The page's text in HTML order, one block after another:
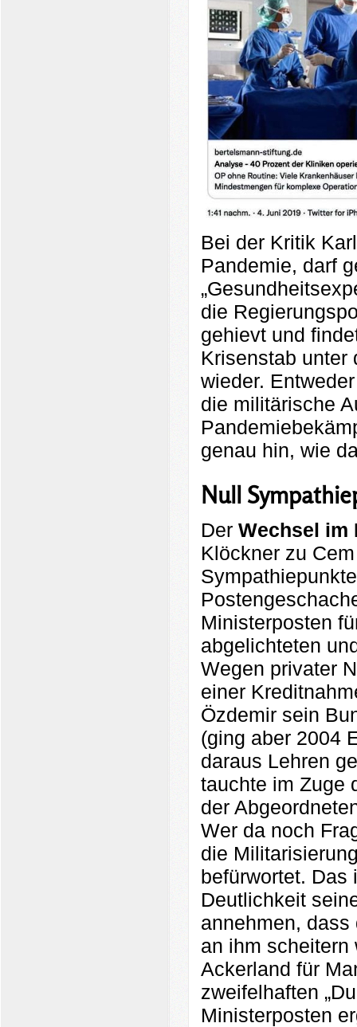
Bei der Kritik
Pandemie, darf
die
gehievt und
Krisenstab unter
wieder.
die militärische
genau hin, wie
Null
Der Wechsel im
Klöckner zu
Ministerposten
abgelichteten
Wegen privater
einer
Özdemir sein
(ging aber 2004
daraus Lehren
tauchte im Zuge
der
Wer da noch
die
befürwortet. Das
Deutlichkeit
annehmen,
an ihm scheitern
Ackerland für
zweifelhaften
Ministerposten